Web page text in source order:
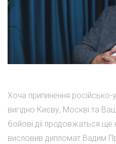
Хоча припинення російсько-
вигідно Києву, Москві та
бойові дії продовжаться ще
висловив дипломат Вадим